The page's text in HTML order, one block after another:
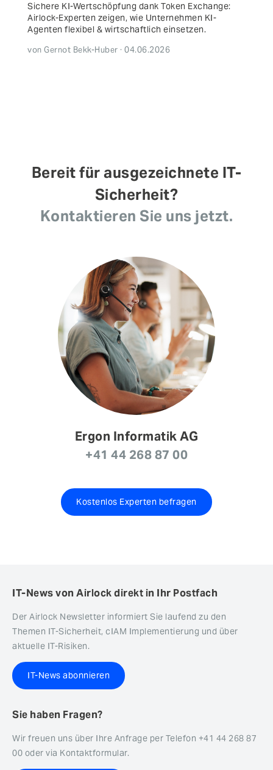
Sichere KI-Wertschöpfung dank Token Exchange:
Airlock-Experten zeigen, wie Unternehmen KI-
Agenten flexibel & wirtschaftlich einsetzen.
von Gernot Bekk-Huber · 04.06.2026
Bereit für ausgezeichnete IT-
Sicherheit?
Kontaktieren Sie uns jetzt.
Ergon Informatik AG
+41 44 268 87 00
Kostenlos Experten befragen
IT-News von Airlock direkt in Ihr Postfach
Der Airlock Newsletter informiert Sie laufend zu den
Themen IT-Sicherheit, cIAM Implementierung und über
aktuelle IT-Risiken.
IT-News abonnieren
Sie haben Fragen?
Wir freuen uns über Ihre Anfrage per Telefon +41 44 268 87
00 oder via Kontaktformular.